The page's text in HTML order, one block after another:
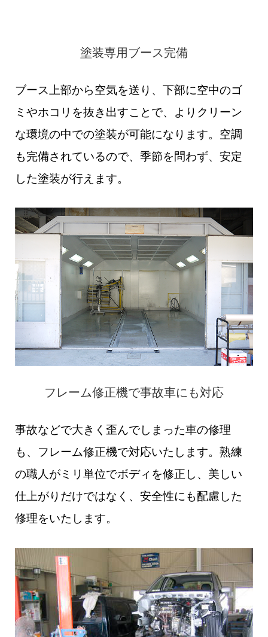
塗装専用ブース完備
ブース上部から空気を送り、下部に空中のゴ
ミやホコリを抜き出すことで、よりクリーン
な環境の中での塗装が可能になります。空調
も完備されているので、季節を問わず、安定
した塗装が行えます。
フレーム修正機で事故車にも対応
事故などで大きく歪んでしまった車の修理
も、フレーム修正機で対応いたします。熟練
の職人がミリ単位でボディを修正し、美しい
仕上がりだけではなく、安全性にも配慮した
修理をいたします。